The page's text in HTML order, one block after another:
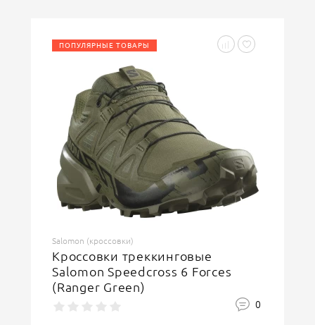
Введите код, указанный на картинке
ОСТАВИТЬ ОТЗЫВ
ПОПУЛЯРНЫЕ ТОВАРЫ
Salomon (кроссовки)
Кроссовки треккинговые
Salomon Speedcross 6 Forces
(Ranger Green)
0